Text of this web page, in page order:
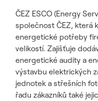
ČEZ ESCO (Energy
společnost ČEZ, která
energetické potřeby
velikostí. Zajišťuje
energetické audity a
výstavbu elektrických
jednotek a střešních
řadu zákazníků také